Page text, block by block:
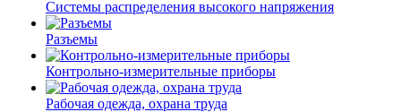
Системы распределения высокого напряжения
Разъемы
Контрольно-измерительные приборы
Рабочая одежда, охрана труда